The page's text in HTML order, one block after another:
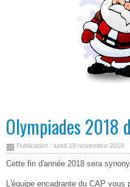
Olympiades 2018
Publication : lundi 19 novembre 2018
Cette fin d'année 2018 sera
L'équipe encadrante du CAP vous